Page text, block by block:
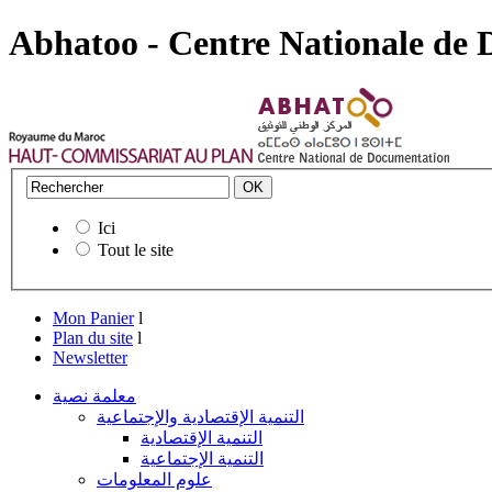
Abhatoo - Centre Nationale de
Ici
Tout le site
Mon Panier l
Plan du site l
Newsletter
معلمة نصية
التنمية الإقتصادية والإجتماعية
التنمية الإقتصادية
التنمية الإجتماعية
علوم المعلومات